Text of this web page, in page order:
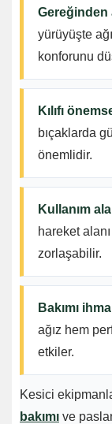
Gereğinden
yürüyüşte
konforunu
Kılıfı
bıçaklarda
önemlidir.
Kullanım
hareket
zorlaşabilir.
Bakımı
ağız hem
etkiler.
Kesici
bakımı ve